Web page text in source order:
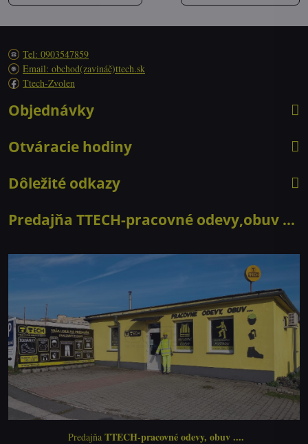
Tel: 0903547859
Email: obchod(zavináč)ttech.sk
Ttech-Zvolen
Objednávky
Otváracie hodiny
Dôležité odkazy
Predajňa TTECH-pracovné odevy,obuv ...
Predajňa TTECH-pracovné odevy, obuv ....